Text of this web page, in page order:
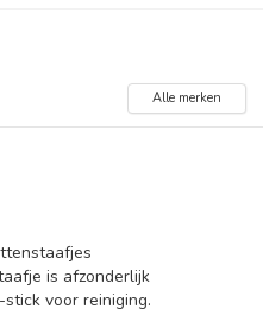
Alle merken
is afzonderlijk
voor reiniging.